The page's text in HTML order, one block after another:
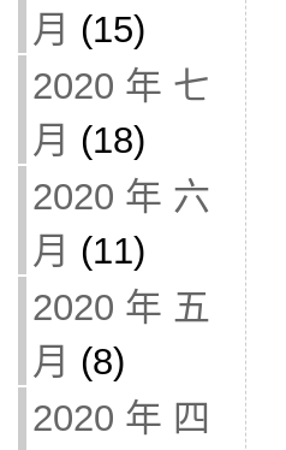
月 (15)
2020 年 七
月 (18)
2020 年 六
月 (11)
2020 年 五
月 (8)
2020 年 四